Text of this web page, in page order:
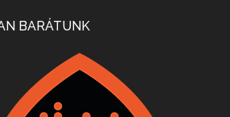
Apr 24, 2026 • 00:38:10
BARÁTUNK